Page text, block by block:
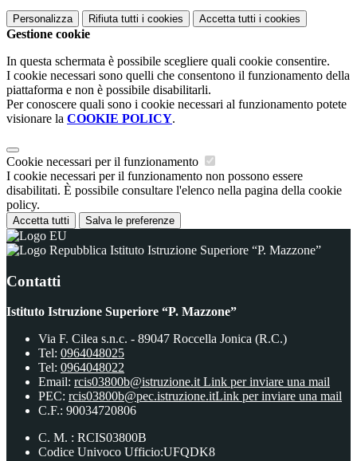
Personalizza Rifiuta tutti i cookies Accetta tutti i cookies
Gestione cookie
In questa schermata è possibile scegliere quali cookie consentire.
I cookie necessari sono quelli che consentono il funzionamento della
piattaforma e non è possibile disabilitarli.
Per conoscere quali sono i cookie necessari al funzionamento potete
visionare la COOKIE POLICY.
Cookie necessari per il funzionamento
I cookie necessari per il funzionamento non possono essere
disabilitati. È possibile consultare l'elenco nella pagina della cookie
policy.
Accetta tutti Salva le preferenze
Istituto Istruzione Superiore “P. Mazzone”
Contatti
Istituto Istruzione Superiore “P. Mazzone”
Via F. Cilea s.n.c. - 89047 Roccella Jonica (R.C.)
Tel: 0964048025
Tel: 0964048022
Email: rcis03800b@istruzione.it Link per inviare una mail
PEC: rcis03800b@pec.istruzione.itLink per inviare una mail
C.F.: 90034720806
C. M. : RCIS03800B
Codice Univoco Ufficio:UFQDK8